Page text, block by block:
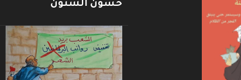
حسون الشنون